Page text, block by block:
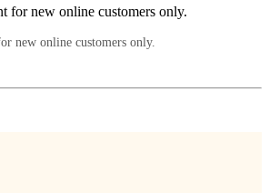
for new online customers only.
new online customers only.